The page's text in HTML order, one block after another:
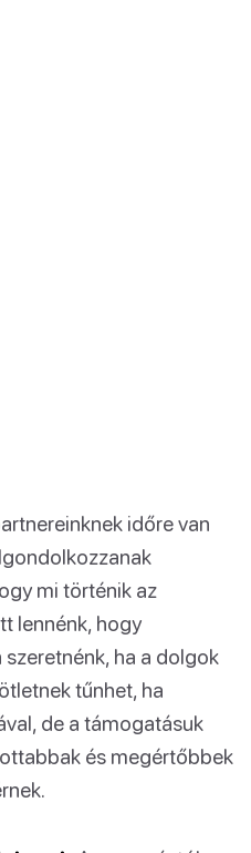
időre van
mi történik az
lennénk, hogy
ha a dolgok
tűnhet, ha
de a támogatásuk
és megértőbbek